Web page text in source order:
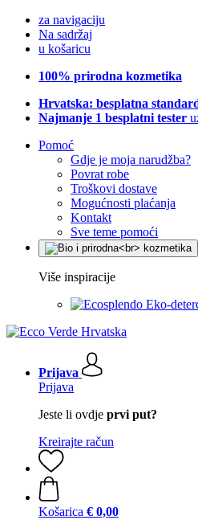
za navigaciju
Na sadržaj
u košaricu
100% prirodna kozmetika
Hrvatska: besplatna
Najmanje 1 besplatni tester
Pomoć
Gdje je moja narudžba?
Povrat robe
Troškovi dostave
Mogućnosti plaćanja
Kontakt
Sve teme pomoći
Više inspiracije
Eko-
Prijava
Prijava
Jeste li ovdje prvi put?
Kreirajte račun
Košarica € 0,00